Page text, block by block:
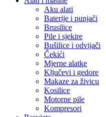
Aku alati
Baterije i punjači
Brusilice
Pile i sjekire
Bušilice i odvijači
Čekići
Mjerne alatke
Ključevi i gedore
Makaze za živicu
Kosilice
Motorne pile
Kompresori